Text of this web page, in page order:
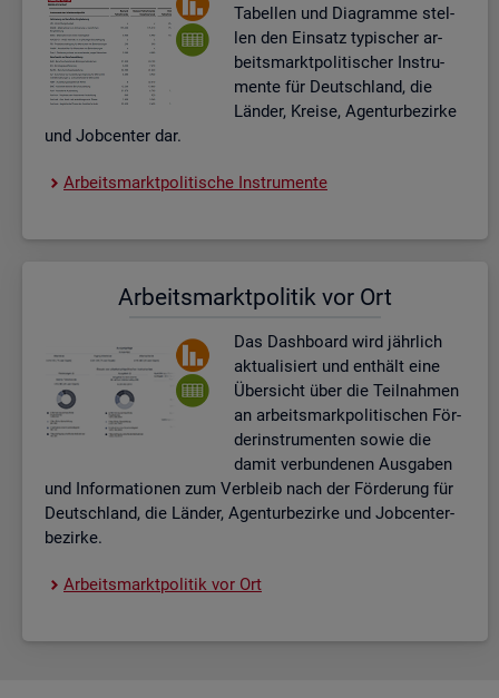
Ta­bel­len und Dia­gram­me stel­
len den Ein­satz ty­pi­scher ar­
beits­markt­po­li­ti­scher In­stru­
men­te für Deutsch­land, die
Län­der, Krei­se, Agen­tur­be­zir­ke
und Job­cen­ter dar.
Ar­beits­markt­po­li­ti­sche In­stru­men­te
Ar­beits­markt­po­li­tik vor Ort
Das Da­sh­board wird jähr­lich
ak­tua­li­siert und ent­hält eine
Über­sicht über die Teil­nah­men
an ar­beits­mark­po­li­ti­schen För­
der­instru­men­ten sowie die
damit ver­bun­de­nen Aus­ga­ben
und In­for­ma­tio­nen zum Ver­bleib nach der För­de­rung für
Deutsch­land, die Län­der, Agen­tur­be­zir­ke und Job­cent­er­
be­zir­ke.
Ar­beits­markt­po­li­tik vor Ort